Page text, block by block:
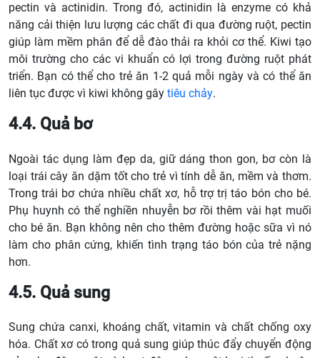
pectin và actinidin. Trong đó, actinidin là enzyme có khả
năng cải thiện lưu lượng các chất đi qua đường ruột, pectin
giúp làm mềm phân để dễ đào thải ra khỏi cơ thể. Kiwi tạo
môi trường cho các vi khuẩn có lợi trong đường ruột phát
triển. Bạn có thể cho trẻ ăn 1-2 quả mỗi ngày và có thể ăn
liên tục được vì kiwi không gây tiêu chảy.
4.4. Quả bơ
Ngoài tác dụng làm đẹp da, giữ dáng thon gon, bơ còn là
loại trái cây ăn dặm tốt cho trẻ vì tính dễ ăn, mềm và thơm.
Trong trái bơ chứa nhiều chất xơ, hỗ trợ trị táo bón cho bé.
Phụ huynh có thể nghiền nhuyễn bơ rồi thêm vài hạt muối
cho bé ăn. Bạn không nên cho thêm đường hoặc sữa vì nó
làm cho phân cứng, khiến tình trạng táo bón của trẻ nặng
hơn.
4.5. Quả sung
Sung chứa canxi, khoáng chất, vitamin và chất chống oxy
hóa. Chất xơ có trong quả sung giúp thúc đẩy chuyển động